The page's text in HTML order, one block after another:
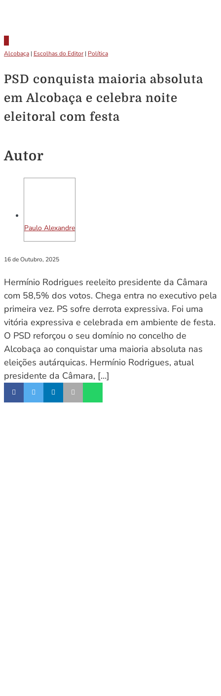
Alcobaça | Escolhas do Editor| Política
PSD conquista maioria absoluta
em Alcobaça e celebra noite
eleitoral com festa
Autor
Paulo Alexandre
16 de Outubro, 2025
Hermínio Rodrigues reeleito presidente da Câmara
com 58,5% dos votos. Chega entra no executivo pela
primeira vez. PS sofre derrota expressiva. Foi uma
vitória expressiva e celebrada em ambiente de festa.
O PSD reforçou o seu domínio no concelho de
Alcobaça ao conquistar uma maioria absoluta nas
eleições autárquicas. Hermínio Rodrigues, atual
presidente da Câmara, […]